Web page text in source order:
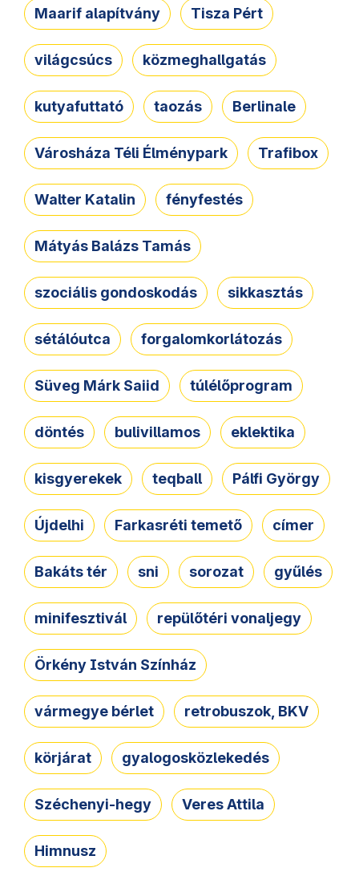
Maarif alapítvány Tisza Pért
világcsúcs közmeghallgatás
kutyafuttató taozás Berlinale
Városháza Téli Élménypark Trafibox
Walter Katalin fényfestés
Mátyás Balázs Tamás
szociális gondoskodás sikkasztás
sétálóutca forgalomkorlátozás
Süveg Márk Saiid túlélőprogram
döntés bulivillamos eklektika
kisgyerekek teqball Pálfi György
Újdelhi Farkasréti temető címer
Bakáts tér sni sorozat gyűlés
minifesztivál repülőtéri vonaljegy
Örkény István Színház
vármegye bérlet retrobuszok, BKV
körjárat gyalogosközlekedés
Széchenyi-hegy Veres Attila
Himnusz